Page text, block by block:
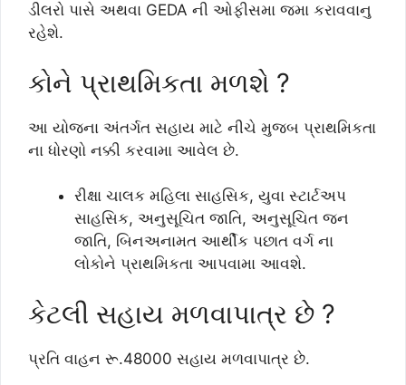
ડીલરો પાસે અથવા GEDA ની ઓફીસમા જમા કરાવવાનુ
રહેશે.
કોને પ્રાથમિકતા મળશે ?
આ યોજના અંતર્ગત સહાય માટે નીચે મુજબ પ્રાથમિકતા
ના ધોરણો નક્કી કરવામા આવેલ છે.
રીક્ષા ચાલક મહિલા સાહસિક, યુવા સ્ટાર્ટઅપ
સાહસિક, અનુસૂચિત જાતિ, અનુસૂચિત જન
જાતિ, બિનઅનામત આર્થીક પછાત વર્ગ ના
લોકોને પ્રાથમિકતા આપવામા આવશે.
કેટલી સહાય મળવાપાત્ર છે ?
પ્રતિ વાહન રૂ.48000 સહાય મળવાપાત્ર છે.